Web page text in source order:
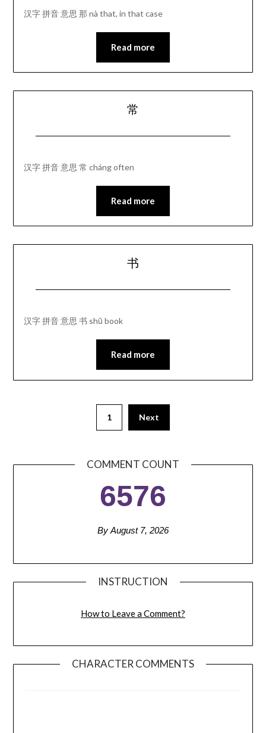
汉字 拼音 意思 那 nà that, in that case
Read more
常
汉字 拼音 意思 常 cháng often
Read more
书
汉字 拼音 意思 书 shū book
Read more
1 Next
COMMENT COUNT
6576
By August 7, 2026
INSTRUCTION
How to Leave a Comment?
CHARACTER COMMENTS